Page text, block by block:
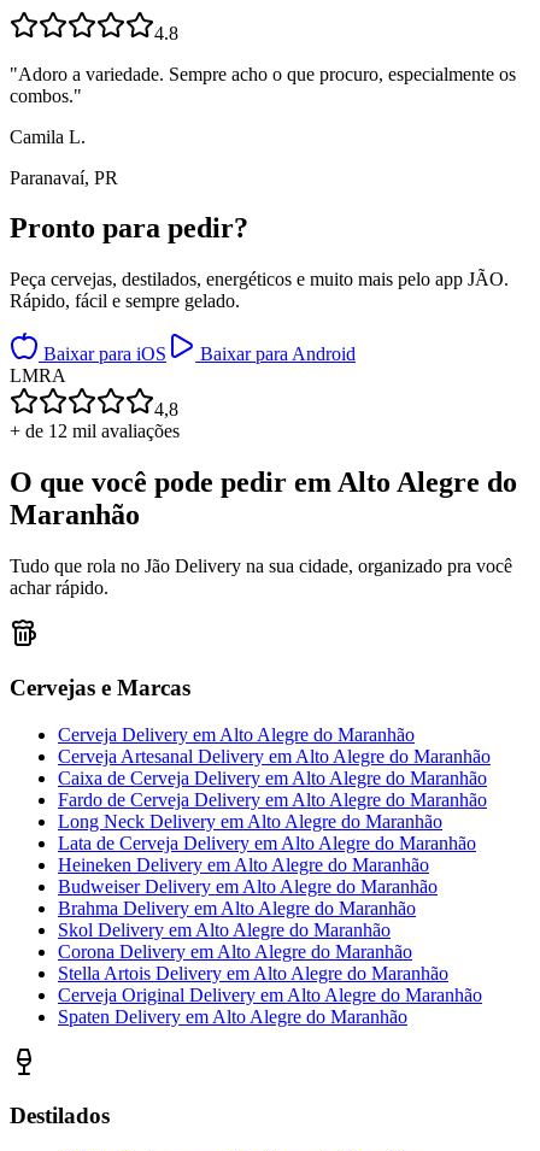
4.8
"Adoro a variedade. Sempre acho o que procuro, especialmente os
combos."
Camila L.
Paranavaí, PR
Pronto para pedir?
Peça cervejas, destilados, energéticos e muito mais pelo app JÃO.
Rápido, fácil e sempre gelado.
Baixar para iOS
Baixar para Android
LMRA
4,8
+ de 12 mil avaliações
O que você pode pedir emAlto Alegre do
Maranhão
Tudo que rola no Jão Delivery na sua cidade, organizado pra você
achar rápido.
Cervejas e Marcas
Cerveja Delivery em Alto Alegre do Maranhão
Cerveja Artesanal Delivery em Alto Alegre do Maranhão
Caixa de Cerveja Delivery em Alto Alegre do Maranhão
Fardo de Cerveja Delivery em Alto Alegre do Maranhão
Long Neck Delivery em Alto Alegre do Maranhão
Lata de Cerveja Delivery em Alto Alegre do Maranhão
Heineken Delivery em Alto Alegre do Maranhão
Budweiser Delivery em Alto Alegre do Maranhão
Brahma Delivery em Alto Alegre do Maranhão
Skol Delivery em Alto Alegre do Maranhão
Corona Delivery em Alto Alegre do Maranhão
Stella Artois Delivery em Alto Alegre do Maranhão
Cerveja Original Delivery em Alto Alegre do Maranhão
Spaten Delivery em Alto Alegre do Maranhão
Destilados